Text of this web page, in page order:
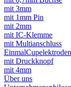
mit 3mm
mit 1mm Pin
mit 2mm
mit IC-Klemme
mit Multianschluss
EinmalCupelektroden
mit Druckknopf
mit 4mm
Über uns